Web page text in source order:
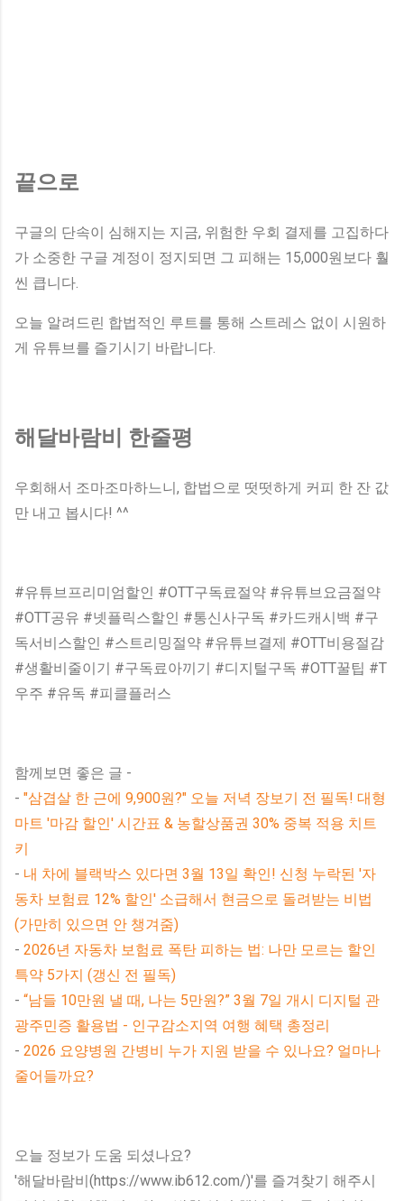
끝으로
구글의 단속이 심해지는 지금, 위험한 우회 결제를 고집하다
가 소중한 구글 계정이 정지되면 그 피해는 15,000원보다 훨
씬 큽니다.
오늘 알려드린 합법적인 루트를 통해 스트레스 없이 시원하
게 유튜브를 즐기시기 바랍니다.
해달바람비 한줄평
우회해서 조마조마하느니, 합법으로 떳떳하게 커피 한 잔 값
만 내고 봅시다! ^^
#유튜브프리미엄할인 #OTT구독료절약 #유튜브요금절약
#OTT공유 #넷플릭스할인 #통신사구독 #카드캐시백 #구
독서비스할인 #스트리밍절약 #유튜브결제 #OTT비용절감
#생활비줄이기 #구독료아끼기 #디지털구독 #OTT꿀팁 #T
우주 #유독 #피클플러스
함께보면 좋은 글 -
- "삼겹살 한 근에 9,900원?" 오늘 저녁 장보기 전 필독! 대형
마트 '마감 할인' 시간표 & 농할상품권 30% 중복 적용 치트
키
- 내 차에 블랙박스 있다면 3월 13일 확인! 신청 누락된 '자
동차 보험료 12% 할인' 소급해서 현금으로 돌려받는 비법
(가만히 있으면 안 챙겨줌)
- 2026년 자동차 보험료 폭탄 피하는 법: 나만 모르는 할인
특약 5가지 (갱신 전 필독)
- “남들 10만원 낼 때, 나는 5만원?” 3월 7일 개시 디지털 관
광주민증 활용법 - 인구감소지역 여행 혜택 총정리
- 2026 요양병원 간병비 누가 지원 받을 수 있나요? 얼마나
줄어들까요?
오늘 정보가 도움 되셨나요?
'해달바람비(https://www.ib612.com/)'를 즐겨찾기 해주시